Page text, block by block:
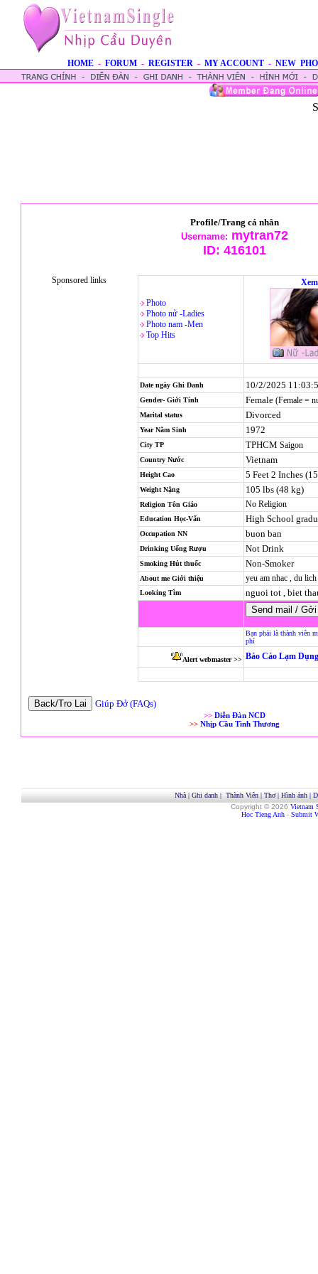
HOME - FORUM - REGISTER - MY ACCOUNT - NEW
Profile/Trang cá nhân
Username: mytran72
ID: 416101
Sponsored links
Photo
Photo nử -Ladies
Photo nam -Men
Top Hits
Date ngày Ghi Danh 10/2/2025
Gender- Giới Tính Female (Female =
Marital status Divorced
Year Năm Sinh 1972
City TP TPHCM Saigon
Country Nước Vietnam
Height Cao 5 Feet 2 Inches
Weight Nặng 105 lbs (48 kg)
Religion Tôn Giáo No Religion
Education Học-Vấn High School
Occupation NN buon ban
Drinking Uống Rượu Not Drink
Smoking Hút thuốc Non-Smoker
About me Giới thiệu yeu am nhac , du
Looking Tìm nguoi tot , biet
Bạn phải là thành viên
phí
Alert webmaster >> Báo Cáo Lạm
Giúp Đở (FAQs)
>> Diễn Đàn NCD
>> Nhịp Cầu Tình Thương
Nhà| Ghi danh| Thành Viên| Thơ| Hình ảnh|
Copyright © 2026 Vietnam
Hoc Tieng Anh - Submit